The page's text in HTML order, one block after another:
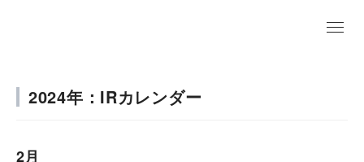
2024年：IRカレンダー
2月